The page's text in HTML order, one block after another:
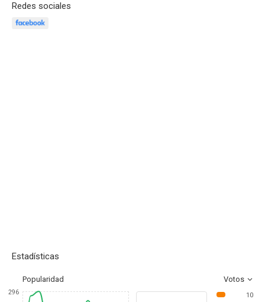
Redes sociales
Estadísticas
Popularidad Votos
296
10